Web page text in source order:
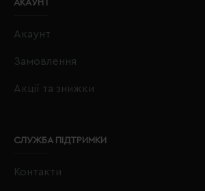
АКАУНТ
Акаунт
Замовлення
Акції та знижки
СЛУЖБА ПІДТРИМКИ
Контакти